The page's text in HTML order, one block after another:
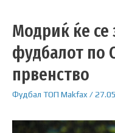
Модриќ ќе се
фудбалот по
првенство
Фудбал ТОП Makfax/